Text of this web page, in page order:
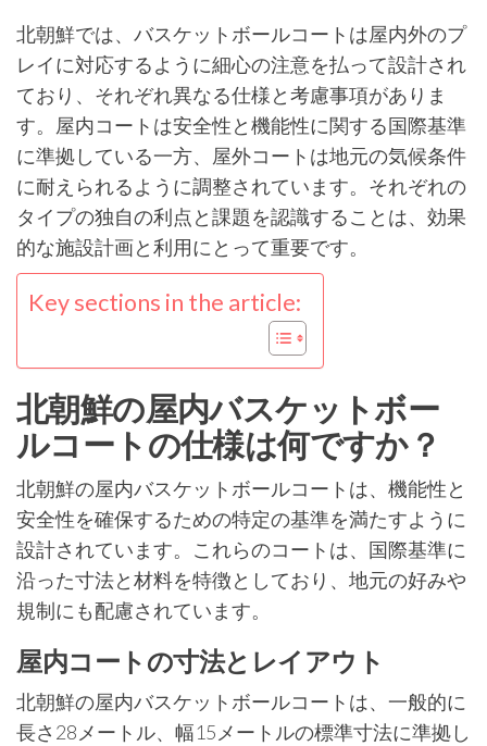
北朝鮮では、バスケットボールコートは屋内外のプ
レイに対応するように細心の注意を払って設計され
ており、それぞれ異なる仕様と考慮事項がありま
す。屋内コートは安全性と機能性に関する国際基準
に準拠している一方、屋外コートは地元の気候条件
に耐えられるように調整されています。それぞれの
タイプの独自の利点と課題を認識することは、効果
的な施設計画と利用にとって重要です。
Key sections in the article:
北朝鮮の屋内バスケットボー
ルコートの仕様は何ですか？
北朝鮮の屋内バスケットボールコートは、機能性と
安全性を確保するための特定の基準を満たすように
設計されています。これらのコートは、国際基準に
沿った寸法と材料を特徴としており、地元の好みや
規制にも配慮されています。
屋内コートの寸法とレイアウト
北朝鮮の屋内バスケットボールコートは、一般的に
長さ28メートル、幅15メートルの標準寸法に準拠し